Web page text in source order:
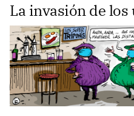
La invasión de